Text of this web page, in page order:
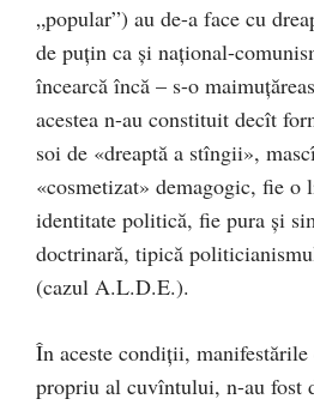
„popular”) au de-a face cu
de puţin ca şi naţional-
încearcă încă – s-o
acestea n-au constituit decît
soi de «dreaptă a stîngii»,
«cosmetizat» de­ma­gogic, fie o
identitate politică, fie pura şi
doctrinară, tipică
(cazul A.L.D.E.).
În aceste condiţii, manifestările
pro­priu al cuvîntului, n-au fost